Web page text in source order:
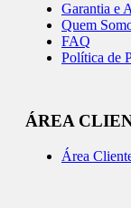
Garantia e
Quem
FAQ
Política de
ÁREA
Área